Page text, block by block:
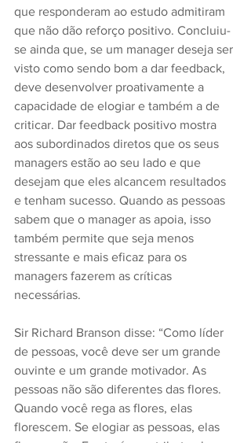
que responderam ao estudo admitiram
que não dão reforço positivo. Concluiu-
se ainda que, se um manager deseja ser
visto como sendo bom a dar feedback,
deve desenvolver proativamente a
capacidade de elogiar e também a de
criticar. Dar feedback positivo mostra
aos subordinados diretos que os seus
managers estão ao seu lado e que
desejam que eles alcancem resultados
e tenham sucesso. Quando as pessoas
sabem que o manager as apoia, isso
também permite que seja menos
stressante e mais eficaz para os
managers fazerem as críticas
necessárias.
Sir Richard Branson disse: “Como líder
de pessoas, você deve ser um grande
ouvinte e um grande motivador. As
pessoas não são diferentes das flores.
Quando você rega as flores, elas
florescem. Se elogiar as pessoas, elas